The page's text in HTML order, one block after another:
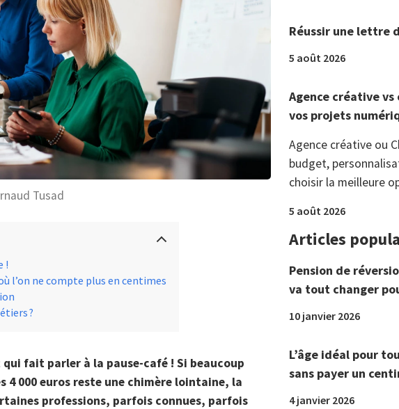
Tusad
!
l’on ne compte plus en centimes
?
fait parler à la pause-café ! Si beaucoup
4 000 euros reste une chimère lointaine, la
professions, parfois connues, parfois
Réussir une lettre
5 août 2026
Agence créative
vos projets
Agence créative ou
budget,
choisir la meilleure
5 août 2026
Articles
Pension de
va tout changer
10 janvier 2026
L’âge idéal pour
sans payer un
4 janvier 2026